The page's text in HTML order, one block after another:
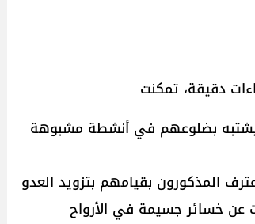
دقيقة، تمكنت
يشتبه بضلوعهم في أنشطة مشبوهة
المذكورون بقيامهم بتزويد العدو
خسائر جسيمة في الأرواح